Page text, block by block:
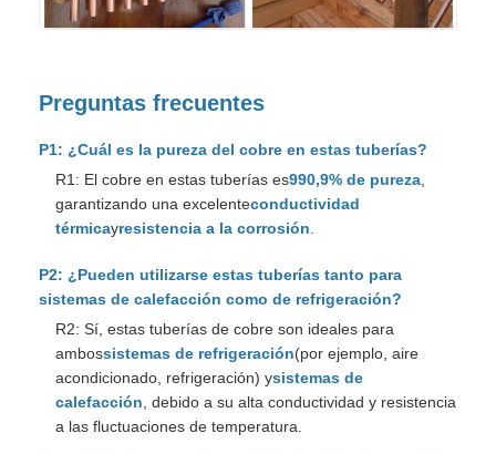
Preguntas frecuentes
P1: ¿Cuál es la pureza del cobre en estas tuberías?
R1: El cobre en estas tuberías es990,9% de pureza
garantizando una excelenteconductividad
térmicayresistencia a la corrosión
P2: ¿Pueden utilizarse estas tuberías tanto para
sistemas de calefacción como de refrigeración?
R2: Sí, estas tuberías de cobre son ideales para
ambossistemas de refrigeración(por ejemplo, aire
acondicionado, refrigeración) ysistemas de
calefacción , debido a su alta conductividad y resistencia
a las fluctuaciones de temperatura.